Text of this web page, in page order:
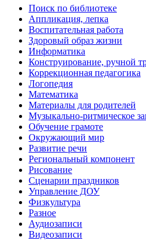
Поиск по библиотеке
Аппликация, лепка
Воспитательная работа
Здоровый образ жизни
Информатика
Конструирование, ручной
Коррекционная педагогика
Логопедия
Математика
Материалы для родителей
Музыкально-ритмическое
Обучение грамоте
Окружающий мир
Развитие речи
Региональный компонент
Рисование
Сценарии праздников
Управление ДОУ
Физкультура
Разное
Аудиозаписи
Видеозаписи